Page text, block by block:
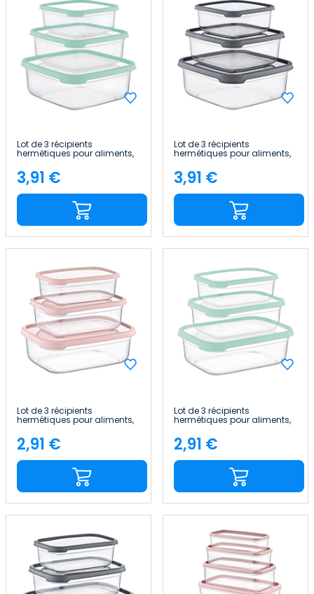
Lot de 3 récipients
hermétiques pour aliments,
de forme carrée 7house
Price
3,91 €
Lot de 3 récipients
hermétiques pour aliments,
de forme carrée 7house
Price
3,91 €
Lot de 3 récipients
hermétiques pour aliments,
de forme rectangulaire
7house
Price
2,91 €
Lot de 3 récipients
hermétiques pour aliments,
de forme rectangulaire
7house
Price
2,91 €